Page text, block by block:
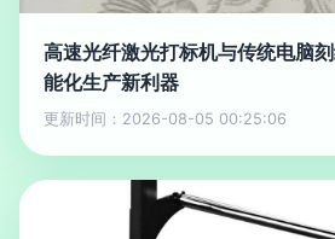
高速光纤激光打标机与传统电脑
能化生产新利器
更新时间：2026-08-05 00:25:06